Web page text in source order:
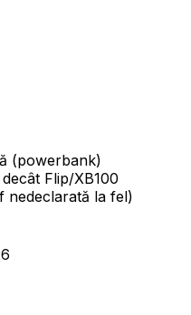
(powerbank)
Flip/XB100
nedeclarată la fel)